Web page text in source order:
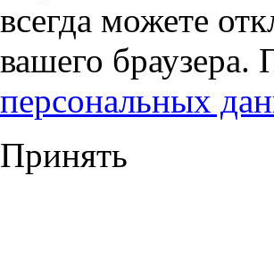
всегда можете
вашего
персональных
Принять